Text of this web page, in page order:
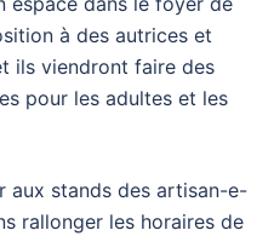
à des autrices et
ils viendront faire des
pour les adultes et les
aux stands des artisan-e-
rallonger les horaires de